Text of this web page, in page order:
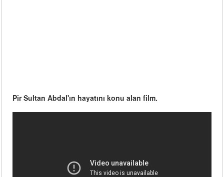
Pir Sultan Abdal'ın hayatını konu alan film.